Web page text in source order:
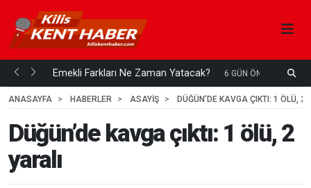
mi... Emekli Farkları Ne Zaman Yatacak? 6 GÜN ÖNCE
ANASAYFA
HABERLER ASAYİŞ DÜĞÜN’DE KAVGA ÇIKTI: 1 ÖLÜ, 2
Düğün’de kavga çıktı: 1 ölü, 2
yaralı